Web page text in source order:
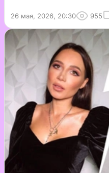
26 мая, 2026, 20:30 955